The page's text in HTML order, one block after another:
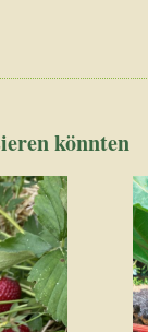
könnten